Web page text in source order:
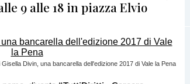
9 alle 18 in piazza Elvio
Gisella Divin, una bancarella dell'edizione 2017 di Vale la Pena